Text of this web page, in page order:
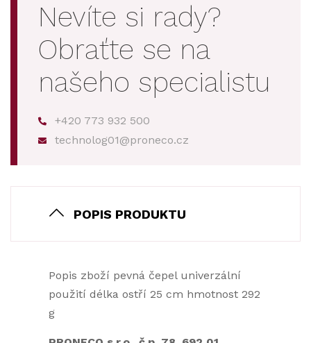
Nevíte si rady?
Obraťte se na
našeho specialistu
+420 773 932 500
technolog01@proneco.cz
POPIS PRODUKTU
Popis zboží pevná čepel univerzální
použití délka ostří 25 cm hmotnost 292
g